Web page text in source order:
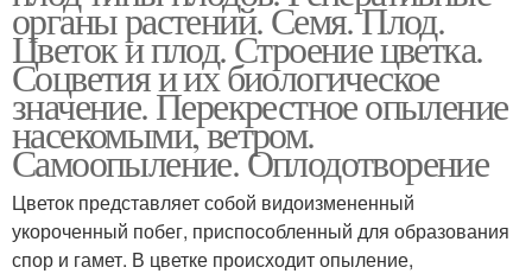
органы растений. Семя. Плод.
Цветок и плод. Строение цветка.
Соцветия и их биологическое
значение. Перекрестное опыление
насекомыми, ветром.
Самоопыление. Оплодотворение
Цветок представляет собой видоизмененный
укороченный побег, приспособленный для образования
спор и гамет. В цветке происходит опыление,